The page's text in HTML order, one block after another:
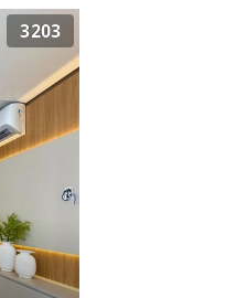
3203